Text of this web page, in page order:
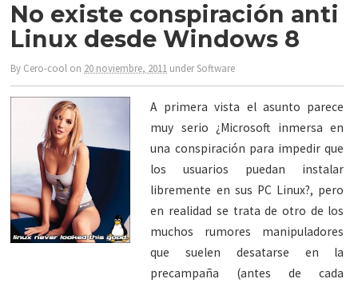
No existe conspiración anti
Linux desde Windows 8
By Cero-cool on 20 noviembre, 2011 underSoftware
A primera vista el asunto parece
muy serio ¿Microsoft inmersa en
una conspiración para impedir que
los usuarios puedan instalar
libremente en sus PC Linux?, pero
en realidad se trata de otro de los
muchos rumores manipuladores
que suelen desatarse en la
precampaña (antes de cada